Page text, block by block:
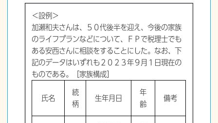
＜設例＞
加瀬和夫さんは、５０代後半を迎え、今後の家族
のライフプランなどについて、ＦＰで税理士でも
ある安西さんに相談をすることにした。なお、下
記のデータはいずれも２０２３年９月１日現在の
ものである。［家族構成］
氏名
続
柄
生年月日
年
齢
備考